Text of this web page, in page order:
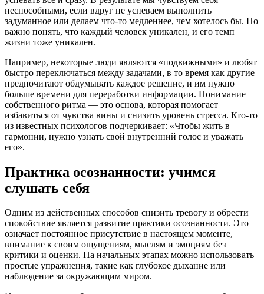
неспособными, если вдруг не успеваем выполнить
задуманное или делаем что-то медленнее, чем хотелось бы. Но
важно понять, что каждый человек уникален, и его темп
жизни тоже уникален.
Например, некоторые люди являются «подвижными» и любят
быстро переключаться между задачами, в то время как другие
предпочитают обдумывать каждое решение, и им нужно
больше времени для переработки информации. Понимание
собственного ритма — это основа, которая помогает
избавиться от чувства вины и снизить уровень стресса. Кто-то
из известных психологов подчеркивает: «Чтобы жить в
гармонии, нужно узнать свой внутренний голос и уважать
его».
Практика осознанности: учимся
слушать себя
Одним из действенных способов снизить тревогу и обрести
спокойствие является развитие практики осознанности. Это
означает постоянное присутствие в настоящем моменте,
внимание к своим ощущениям, мыслям и эмоциям без
критики и оценки. На начальных этапах можно использовать
простые упражнения, такие как глубокое дыхание или
наблюдение за окружающим миром.